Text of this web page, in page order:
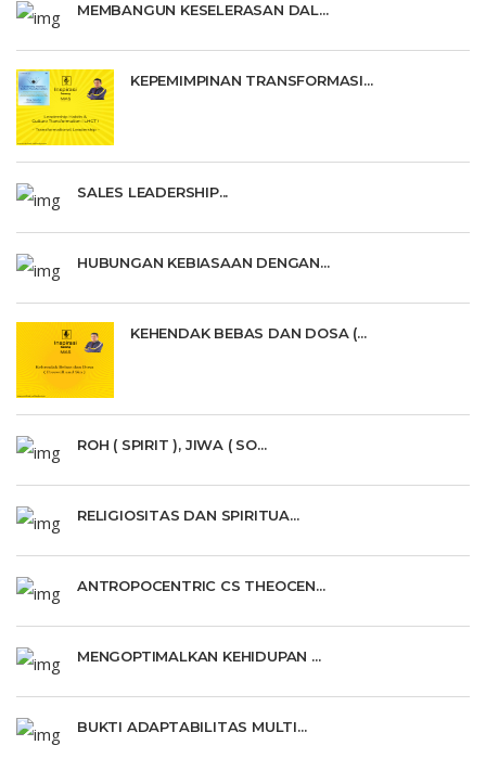
MEMBANGUN KESELERASAN DAL...
KEPEMIMPINAN TRANSFORMASI...
SALES LEADERSHIP...
HUBUNGAN KEBIASAAN DENGAN...
KEHENDAK BEBAS DAN DOSA (...
ROH ( SPIRIT ), JIWA ( SO...
RELIGIOSITAS DAN SPIRITUA...
ANTROPOCENTRIC CS THEOCEN...
MENGOPTIMALKAN KEHIDUPAN ...
BUKTI ADAPTABILITAS MULTI...